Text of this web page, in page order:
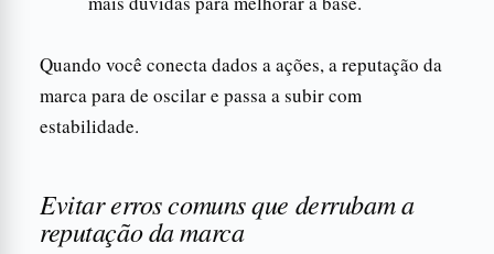
Quando você conecta dados a ações, a reputação da
marca para de oscilar e passa a subir com
estabilidade.
Evitar erros comuns que derrubam a
reputação da marca